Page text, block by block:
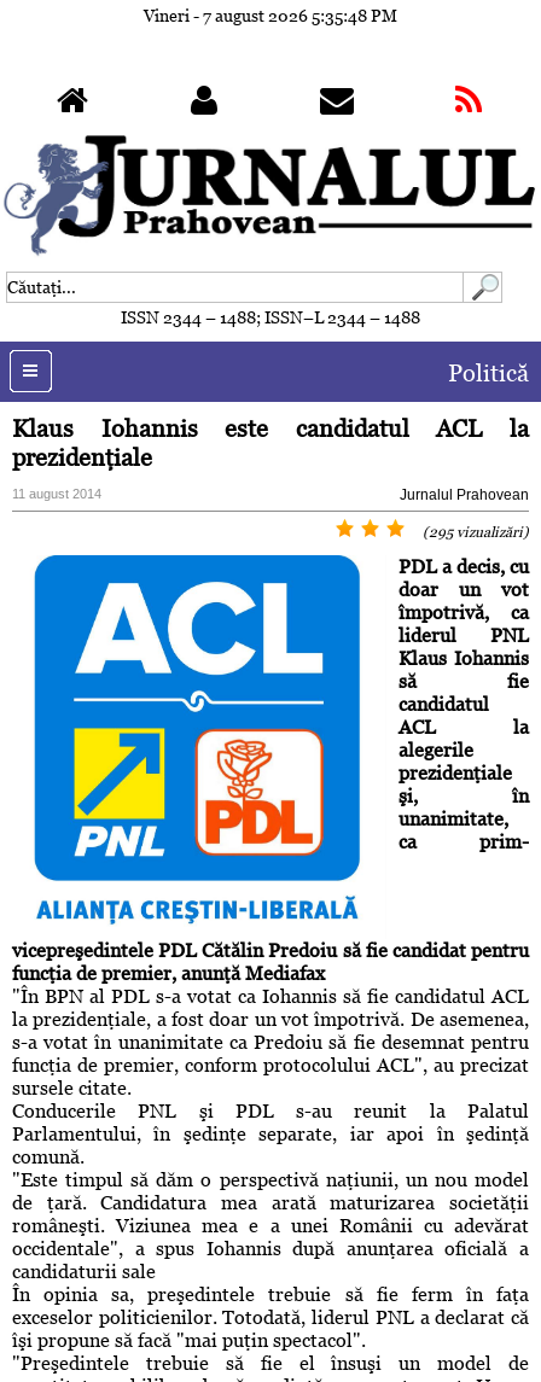
Vineri - 7 august 20265:35:51 PM
ISSN 2344 – 1488; ISSN–L 2344 – 1488
Politică
Klaus Iohannis este candidatul ACL la
prezidenţiale
11 august 2014 Jurnalul Prahovean
(295 vizualizări)
PDL a decis, cu
doar un vot
împotrivă, ca
liderul PNL
Klaus Iohannis
să fie
candidatul
ACL la
alegerile
prezidenţiale
şi, în
unanimitate,
ca prim-
vicepreşedintele PDL Cătălin Predoiu să fie candidat pentru
funcţia de premier, anunţă Mediafax
"În BPN al PDL s-a votat ca Iohannis să fie candidatul ACL
la prezidenţiale, a fost doar un vot împotrivă. De asemenea,
s-a votat în unanimitate ca Predoiu să fie desemnat pentru
funcţia de premier, conform protocolului ACL", au precizat
sursele citate.
Conducerile PNL şi PDL s-au reunit la Palatul
Parlamentului, în şedinţe separate, iar apoi în şedinţă
comună.
"Este timpul să dăm o perspectivă naţiunii, un nou model
de ţară. Candidatura mea arată maturizarea societăţii
româneşti. Viziunea mea e a unei Românii cu adevărat
occidentale", a spus Iohannis după anunţarea oficială a
candidaturii sale
În opinia sa, preşedintele trebuie să fie ferm în faţa
exceselor politicienilor. Totodată, liderul PNL a declarat că
îşi propune să facă "mai puţin spectacol".
"Preşedintele trebuie să fie el însuşi un model de